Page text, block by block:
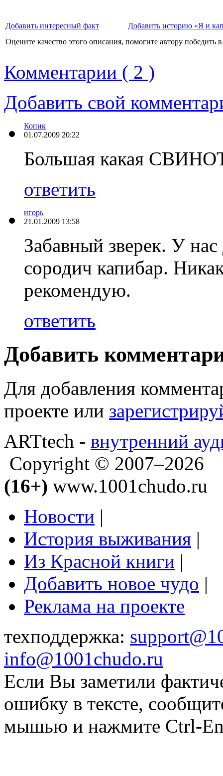
Добавить интересный факт
Добавить историю «Я и
Оцените качество этого описания, помогите автору победить
Комментарии ( 2 )
Добавить свой
Копик
01.07.2009 20:22
Большая какая
ответить
игорь
21.01.2009 13:58
Забавный зверек. У
сородич капибар.
рекомендую.
ответить
Добавить
Для добавления
проекте или
ARTtech - внутренний
Copyright © 2007–2026
(16+) www.1001chudo.ru
Новости |
История выживания |
Из Красной книги |
Добавить новое чудо |
Реклама на проекте
техподдержка:
info@1001chudo.ru
Если Вы заметили
ошибку в тексте,
мышью и нажмите Ctrl-